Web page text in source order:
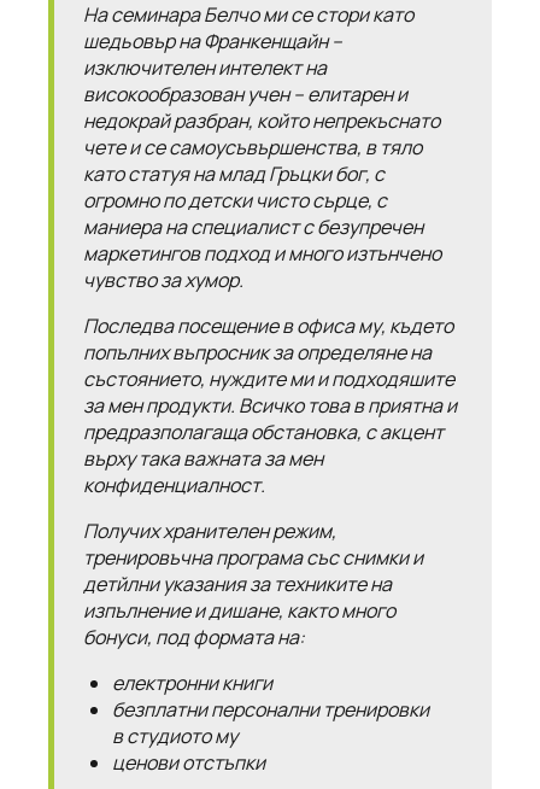
На семинара Белчо ми се стори като
шедьовър на Франкенщайн –
изключителен интелект на
високообразован учен – елитарен и
недокрай разбран, който непрекъснато
чете и се самоусъвършенства, в тяло
като статуя на млад Гръцки бог, с
огромно по детски чисто сърце, с
маниера на специалист с безупречен
маркетингов подход и много изтънчено
чувство за хумор.
Последва посещение в офиса му, където
попълних въпросник за определяне на
състоянието, нуждите ми и подходяшите
за мен продукти. Всичко това в приятна и
предразполагаща обстановка, с акцент
върху така важната за мен
конфиденциалност.
Получих хранителен режим,
тренировъчна програма със снимки и
детйлни указания за техниките на
изпълнение и дишане, както много
бонуси, под формата на:
електронни книги
безплатни персонални тренировки
в студиото му
ценови отстъпки